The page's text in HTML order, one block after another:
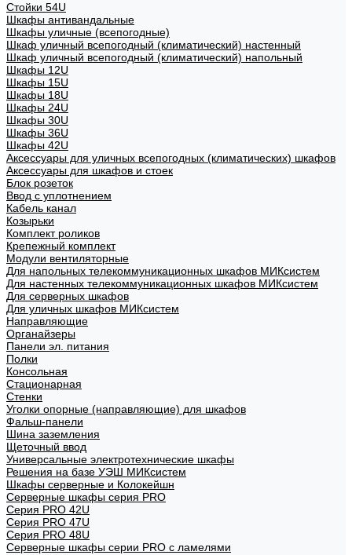
Стойки 54U
Шкафы антивандальные
Шкафы уличные (всепогодные)
Шкаф уличный всепогодный (климатический) настенный
Шкаф уличный всепогодный (климатический) напольный
Шкафы 12U
Шкафы 15U
Шкафы 18U
Шкафы 24U
Шкафы 30U
Шкафы 36U
Шкафы 42U
Аксессуары для уличных всепогодных (климатических) шкафов
Аксессуары для шкафов и стоек
Блок розеток
Ввод с уплотнением
Кабель канал
Козырьки
Комплект роликов
Крепежный комплект
Модули вентиляторные
Для напольных телекоммуникационных шкафов МИКсистем
Для настенных телекоммуникационных шкафов МИКсистем
Для серверных шкафов
Для уличных шкафов МИКсистем
Направляющие
Органайзеры
Панели эл. питания
Полки
Консольная
Стационарная
Стенки
Уголки опорные (направляющие) для шкафов
Фальш-панели
Шина заземления
Щеточный ввод
Универсальные электротехнические шкафы
Решения на базе УЭШ МИКсистем
Шкафы серверные и Колокейшн
Серверные шкафы серия PRO
Серия PRO 42U
Серия PRO 47U
Серия PRO 48U
Серверные шкафы серии PRO с ламелями